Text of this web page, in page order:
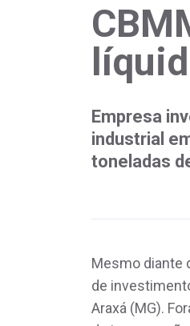
Empresa
industrial
toneladas
Mesmo diante
de
Araxá (MG).